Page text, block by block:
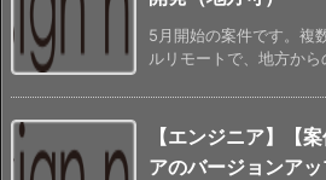
5月開始の案件です。複
ルリモートで、地方か
【エンジニア】【
アのバージョンア